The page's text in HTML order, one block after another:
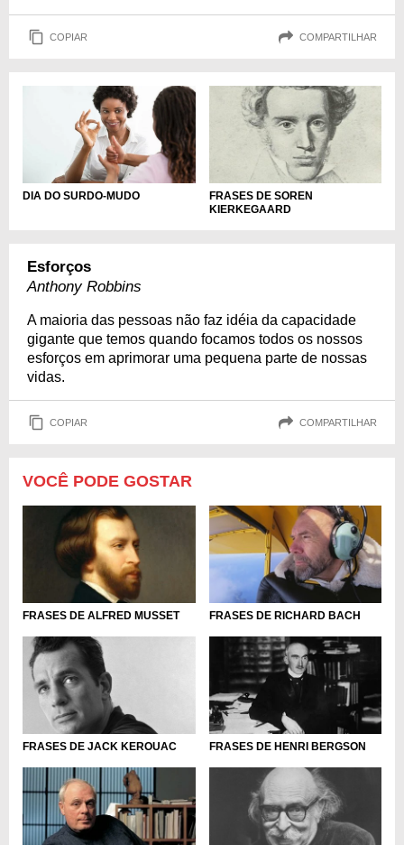
COPIAR COMPARTILHAR
DIA DO SURDO-MUDO
FRASES DE SOREN
KIERKEGAARD
Esforços
Anthony Robbins
A maioria das pessoas não faz idéia da capacidade
gigante que temos quando focamos todos os nossos
esforços em aprimorar uma pequena parte de nossas
vidas.
COPIAR COMPARTILHAR
VOCÊ PODE GOSTAR
FRASES DE ALFRED MUSSET FRASES DE RICHARD BACH
FRASES DE JACK KEROUAC FRASES DE HENRI BERGSON